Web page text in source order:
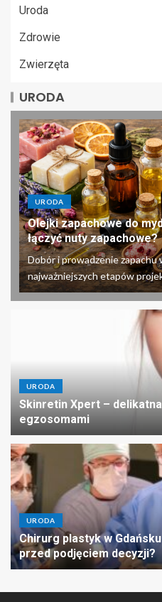
Uroda
Zdrowie
Zwierzęta
URODA
URODA
Olejki zapachowe do
łączyć nuty zapachowe?
Dobór i prowadzenie
najważniejszych etapów
URODA
Skinretin Xpert –
egzosomami
URODA
Chirurg plastyk w
przed podjęciem decyzji?